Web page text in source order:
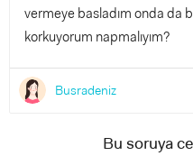
vermeye basladım onda da
korkuyorum napmalıyım?
Busradeniz
Bu soruya